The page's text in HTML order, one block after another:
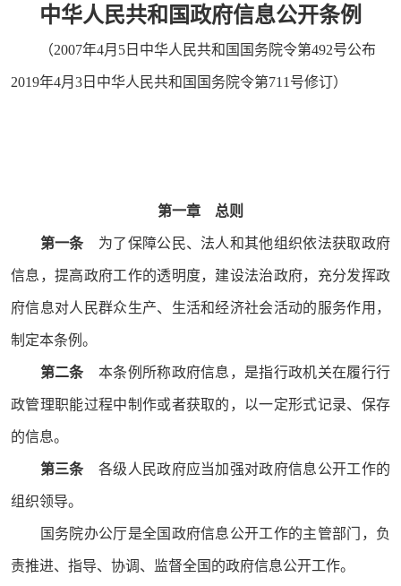
中华人民共和国政府信息公开条例
（2007年4月5日中华人民共和国国务院令第492号公布
2019年4月3日中华人民共和国国务院令第711号修订）
第一章 总则
第一条为了保障公民、法人和其他组织依法获取政府
信息，提高政府工作的透明度，建设法治政府，充分发挥政
府信息对人民群众生产、生活和经济社会活动的服务作用，
制定本条例。
第二条本条例所称政府信息，是指行政机关在履行行
政管理职能过程中制作或者获取的，以一定形式记录、保存
的信息。
第三条各级人民政府应当加强对政府信息公开工作的
组织领导。
国务院办公厅是全国政府信息公开工作的主管部门，负
责推进、指导、协调、监督全国的政府信息公开工作。